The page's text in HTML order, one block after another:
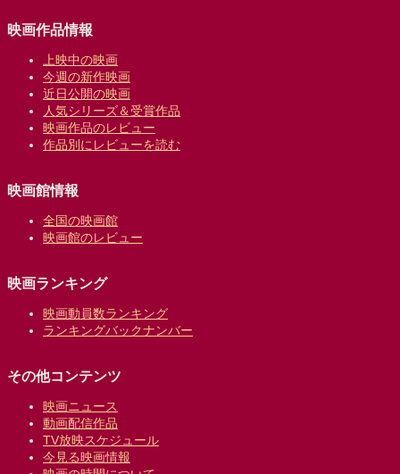
映画作品情報
上映中の映画
今週の新作映画
近日公開の映画
人気シリーズ＆受賞作品
映画作品のレビュー
作品別にレビューを読む
映画館情報
全国の映画館
映画館のレビュー
映画ランキング
映画動員数ランキング
ランキングバックナンバー
その他コンテンツ
映画ニュース
動画配信作品
TV放映スケジュール
今見る映画情報